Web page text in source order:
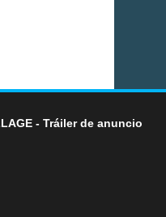
- Tráiler de anuncio